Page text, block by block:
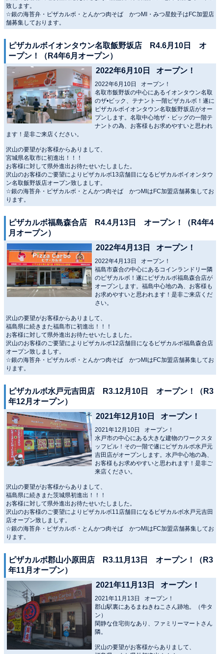
致します。
☆銀の海苔弁・ピザカルボ・とんかつ肉そば かつMI・みつ星餃子はFC加盟店
舗募集しております。
ピザカルボイオンタウン名取飯野坂店 R4.6月10日 オ
ープン！（R4年6月オープン）
2022年6月10日 オープン！
2022年6月10日 オープン！
名取市飯野坂の中心にあるイオンタウン名取
のザ•ビック、テナント一階ピザカルボ！遂に
ピザカルボイオンタウン名取飯野坂店がオー
プンします。名取中心地ザ・ビッグの一階テ
ナントの為、お客様もお求めやすいと思われ
ます！是非ご来店ください。
沢山の要望がお客様からありまして、
宮城県名取市に初進出！！！
お客様に対して県外進出お待たせいたしました。
沢山のお客様のご要望によりピザカルボ13店舗目になるピザカルボイオンタウ
ン名取飯野坂店オープン致しましす。
☆銀の海苔弁・ピザカルボ・とんかつ肉そば かつMIはFC加盟店舗募集してお
ります。
ピザカルボ福島森合店 R4.4月13日 オープン！（R4年4
月オープン）
2022年4月13日 オープン！
2022年4月13日 オープン！
福島市森合の中心にあるコインランドリー隣
のピザカルボ！遂にピザカルボ福島森合店が
オープンします。福島中心地の為、お客様も
お求めやすいと思われます！是非ご来店くだ
さい。
沢山の要望がお客様からありまして、
福島県に続きまた福島市に初進出！！！
お客様に対して県外進出お待たせいたしました。
沢山のお客様のご要望によりピザカルボ12店舗目になるピザカルボ福島森合店
オープン致しましす。
☆銀の海苔弁・ピザカルボ・とんかつ肉そば かつMIはFC加盟店舗募集してお
ります。
ピザカルボ水戸元吉田店 R3.12月10日 オープン！（R3
年12月オープン）
2021年12月10日 オープン！
2021年12月10日 オープン！
水戸市の中心にある大きな建物のワークスタ
ッフビル！その一階で遂にピザカルボ水戸元
吉田店がオープンします。水戸中心地の為、
お客様もお求めやすいと思われます！是非ご
来店ください。
沢山の要望がお客様からありまして、
福島県に続きまた茨城県初進出！！！
お客様に対して県外進出お待たせいたしました。
沢山のお客様のご要望によりピザカルボ11店舗目になるピザカルボ水戸元吉田
店オープン致しましす。
☆銀の海苔弁・ピザカルボ・とんかつ肉そば かつMIはFC加盟店舗募集してお
ります。
ピザカルボ郡山小原田店 R3.11月13日 オープン！（R3
年11月オープン）
2021年11月13日 オープン！
2021年11月13日 オープン！
郡山駅裏にあるまねきねこさん跡地。（牛タ
ン）
閑静な住宅街なあり、ファミリーマートさん
隣。
沢山の要望がお客様からありまして、